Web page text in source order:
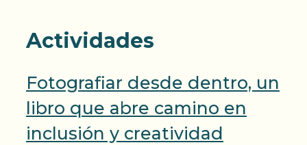
Actividades
Fotografiar desde dentro, un
libro que abre camino en
inclusión y creatividad